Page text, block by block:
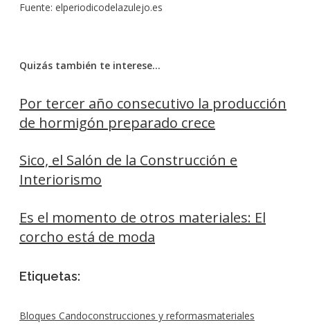
Fuente: elperiodicodelazulejo.es
Quizás también te interese…
Por tercer año consecutivo la producción
de hormigón preparado crece
Sico, el Salón de la Construcción e
Interiorismo
Es el momento de otros materiales: El
corcho está de moda
Etiquetas:
Bloques Candoconstrucciones y reformasmateriales